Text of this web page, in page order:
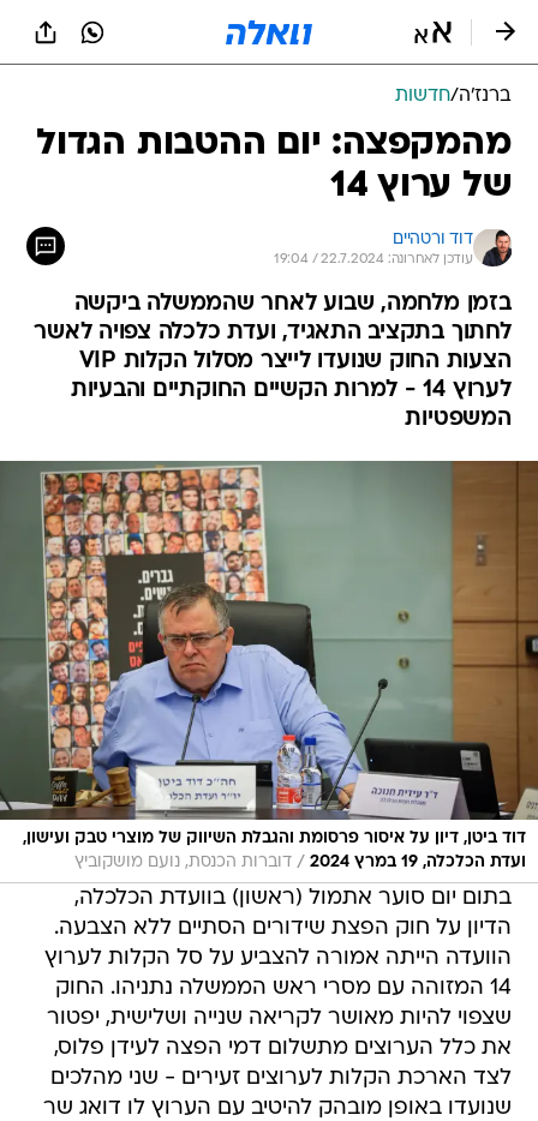
ברנז'ה/חדשות
מהמקפצה: יום ההטבות הגדול
של ערוץ 14
דוד ורטהיים
עודכן לאחרונה: 22.7.2024 / 19:04
בזמן מלחמה, שבוע לאחר שהממשלה ביקשה
לחתוך בתקציב התאגיד, ועדת כלכלה צפויה לאשר
הצעות החוק שנועדו לייצר מסלול הקלות VIP
לערוץ 14 - למרות הקשיים החוקתיים והבעיות
המשפטיות
דוד ביטן, דיון על איסור פרסומת והגבלת השיווק של מוצרי טבק ועישון,
ועדת הכלכלה, 19 במרץ 2024
/ דוברות הכנסת, נועם מושקוביץ
בתום יום סוער אתמול (ראשון) בוועדת הכלכלה,
הדיון על חוק הפצת שידורים הסתיים ללא הצבעה.
הוועדה הייתה אמורה להצביע על סל הקלות לערוץ
14 המזוהה עם מסרי ראש הממשלה נתניהו. החוק
שצפוי להיות מאושר לקריאה שנייה ושלישית, יפטור
את כלל הערוצים מתשלום דמי הפצה לעידן פלוס,
לצד הארכת הקלות לערוצים זעירים - שני מהלכים
שנועדו באופן מובהק להיטיב עם הערוץ לו דואג שר